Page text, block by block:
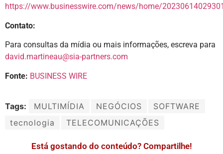
https://www.businesswire.com/news/home/
Contato:
Para consultas da mídia ou mais informações, escreva para
david.martineau@sia-partners.com
Fonte: BUSINESS WIRE
Tags: MULTIMÍDIA NEGÓCIOS
SOFTWARE
tecnologia
TELECOMUNICAÇÕES
Está gostando do conteúdo? Compartilhe!